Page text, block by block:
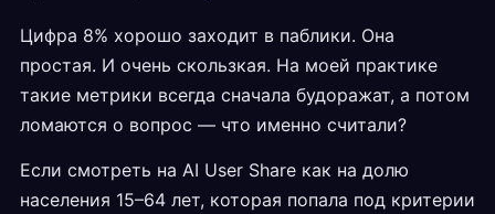
Цифра 8% хорошо заходит в паблики. Она
простая. И очень скользкая. На моей практике
такие метрики всегда сначала будоражат, а потом
ломаются о вопрос — что именно считали?
Если смотреть на AI User Share как на долю
населения 15–64 лет, которая попала под критерии